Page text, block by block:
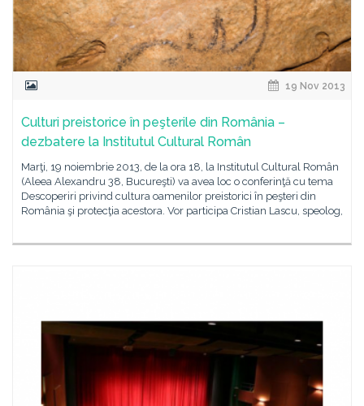
19 Nov 2013
Culturi preistorice în peşterile din România –
dezbatere la Institutul Cultural Român
Marţi, 19 noiembrie 2013, de la ora 18, la Institutul Cultural Român
(Aleea Alexandru 38, Bucureşti) va avea loc o conferinţă cu tema
Descoperiri privind cultura oamenilor preistorici în peşteri din
România şi protecţia acestora. Vor participa Cristian Lascu, speolog,